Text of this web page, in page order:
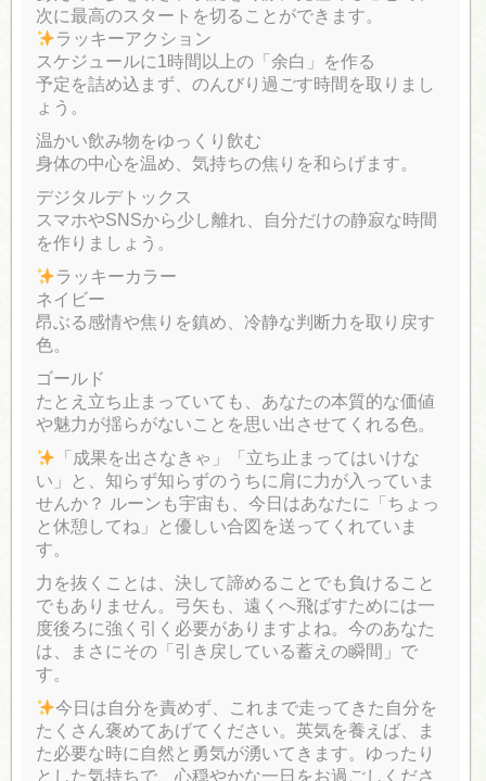
次に最高のスタートを切ることができます。
ラッキーアクション
スケジュールに1時間以上の「余白」を作る
予定を詰め込まず、のんびり過ごす時間を取りまし
ょう。
温かい飲み物をゆっくり飲む
身体の中心を温め、気持ちの焦りを和らげます。
デジタルデトックス
スマホやSNSから少し離れ、自分だけの静寂な時間
を作りましょう。
ラッキーカラー
ネイビー
昂ぶる感情や焦りを鎮め、冷静な判断力を取り戻す
色。
ゴールド
たとえ立ち止まっていても、あなたの本質的な価値
や魅力が揺らがないことを思い出させてくれる色。
「成果を出さなきゃ」「立ち止まってはいけな
い」と、知らず知らずのうちに肩に力が入っていま
せんか？ ルーンも宇宙も、今日はあなたに「ちょっ
と休憩してね」と優しい合図を送ってくれていま
す。
力を抜くことは、決して諦めることでも負けること
でもありません。弓矢も、遠くへ飛ばすためには一
度後ろに強く引く必要がありますよね。今のあなた
は、まさにその「引き戻している蓄えの瞬間」で
す。
今日は自分を責めず、これまで走ってきた自分を
たくさん褒めてあげてください。英気を養えば、ま
た必要な時に自然と勇気が湧いてきます。ゆったり
とした気持ちで、心穏やかな一日をお過ごしくださ